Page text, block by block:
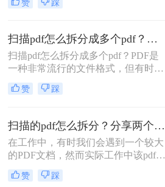
而，有时我们需要对大型PDF文件进
分割成更小的单元，以便于管理、分
享或编辑。那么PDF拆分怎么操作
呢？本文将为您介绍几种常见的PDF
拆分方法，帮助您轻松完成这项任
务。
赞 踩
扫描pdf怎么拆分成多个pdf？这三种PDF拆分方法轻松搞定！
扫描pdf怎么拆分成多个pdf？PDF是
一种非常流行的文件格式，但有时候
我们需要将一个大的PDF文件拆分成
多个小的文件，以便于管理和分享。
法。
赞 踩
扫描的pdf怎么拆分？分享两个实用拆分的方法！
在工作中，有时我们会遇到一个较大
的PDF文档，然而实际工作中该pdf文
档的内容是分模块处理的。这时我们
就可以使用PDF拆分功能，将整个
赞 踩